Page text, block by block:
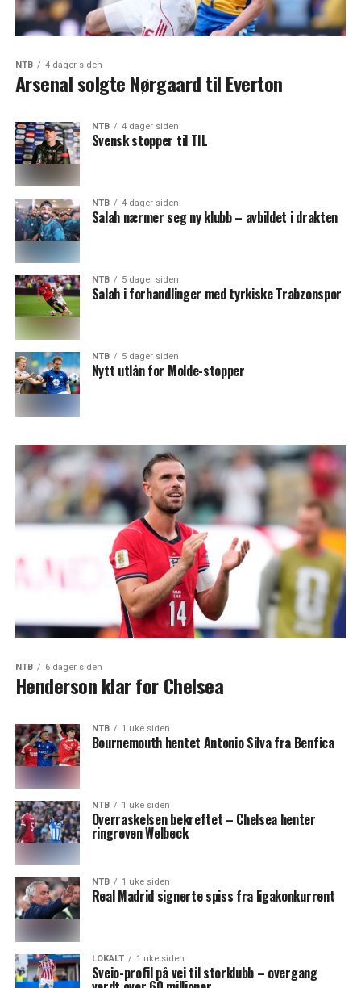
NTB 4 dager siden
Arsenal solgte Nørgaard til Everton
NTB 4 dager siden
Svensk stopper til TIL
NTB 4 dager siden
Salah nærmer seg ny klubb – avbildet i drakten
NTB 5 dager siden
Salah i forhandlinger med tyrkiske Trabzonspor
NTB 5 dager siden
Nytt utlån for Molde-stopper
NTB 6 dager siden
Henderson klar for Chelsea
NTB 1 uke siden
Bournemouth hentet Antonio Silva fra Benfica
NTB 1 uke siden
Overraskelsen bekreftet – Chelsea henter
ringreven Welbeck
NTB 1 uke siden
Real Madrid signerte spiss fra ligakonkurrent
LOKALT 1 uke siden
Sveio-profil på vei til storklubb – overgang